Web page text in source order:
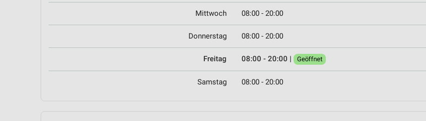
Mittwoch 08:00 - 20:00
Donnerstag 08:00 - 20:00
Freitag 08:00 - 20:00 | Geöffnet
Samstag 08:00 - 20:00